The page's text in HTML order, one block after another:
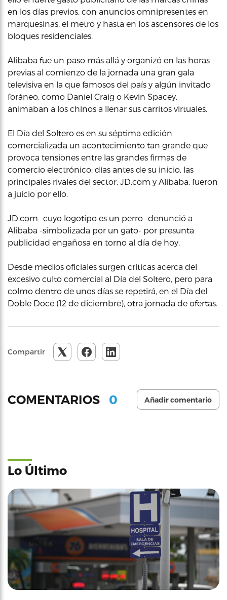
en los días previos, con anuncios omnipresentes en
marquesinas, el metro y hasta en los ascensores de los
bloques residenciales.
Alibaba fue un paso más allá y organizó en las horas
previas al comienzo de la jornada una gran gala
televisiva en la que famosos del país y algún invitado
foráneo, como Daniel Craig o Kevin Spacey,
animaban a los chinos a llenar sus carritos virtuales.
El Día del Soltero es en su séptima edición
comercializada un acontecimiento tan grande que
provoca tensiones entre las grandes firmas de
comercio electrónico: días antes de su inicio, las
principales rivales del sector, JD.com y Alibaba, fueron
a juicio por ello.
JD.com -cuyo logotipo es un perro- denunció a
Alibaba -simbolizada por un gato- por presunta
publicidad engañosa en torno al día de hoy.
Desde medios oficiales surgen críticas acerca del
excesivo culto comercial al Día del Soltero, pero para
colmo dentro de unos días se repetirá, en el Día del
Doble Doce (12 de diciembre), otra jornada de ofertas.
Compartir
COMENTARIOS 0 Añadir comentario
Lo Último